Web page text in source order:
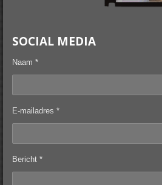
SOCIAL MEDIA
Naam *
E-mailadres *
Bericht *